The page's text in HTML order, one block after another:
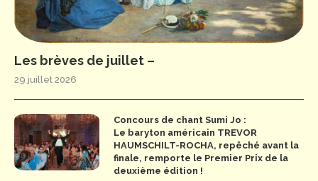
Les brèves de juillet –
29 juillet 2026
Concours de chant Sumi Jo :
Le baryton américain TREVOR
HAUMSCHILT-ROCHA, repêché avant la
finale, remporte le Premier Prix de la
deuxième édition !